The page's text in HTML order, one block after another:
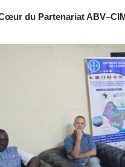
du Partenariat